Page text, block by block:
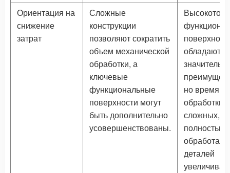
Ориентация на
снижение
затрат
Сложные
конструкции
позволяют сократить
объем механической
обработки, а
ключевые
функциональные
поверхности могут
быть дополнительно
усовершенствованы.
обладают
но время
обработки
сложных,
полностью
деталей